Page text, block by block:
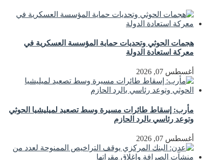
هجمات الحوثي وتحديات حماية المؤسسة العسكرية في
معركة استعادة الدولة
أغسطس 07, 2026
مأرب: إسقاط طائرات مسيرة وسط تصعيد لميليشيا الحوثي
وتوعد رئاسي بالرد الحازم
أغسطس 07, 2026